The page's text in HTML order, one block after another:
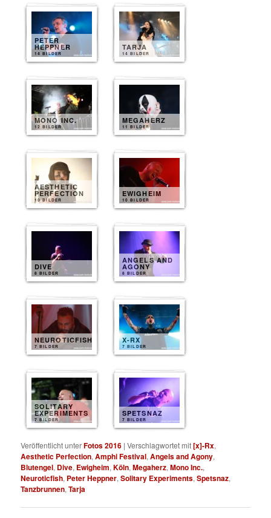
PETER
HEPPNER
14 BILDER
TARJA
14 BILDER
MONO INC.
12 BILDER
MEGAHERZ
11 BILDER
AESTHETIC
PERFECTION
10 BILDER
EWIGHEIM
10 BILDER
DIVE
8 BILDER
ANGELS AND
AGONY
8 BILDER
NEUROTICFISH
7 BILDER
X-RX
7 BILDER
SOLITARY
EXPERIMENTS
7 BILDER
SPETSNAZ
7 BILDER
Veröffentlicht unterFotos 2016 |Verschlagwortet mit[x]-Rx,
Aesthetic Perfection,Amphi Festival,Angels and Agony,
Blutengel, Dive, Ewigheim,Köln,Megaherz,Mono Inc.,
Neuroticfish, Peter Heppner,Solitary Experiments,Spetsnaz,
Tanzbrunnen,Tarja